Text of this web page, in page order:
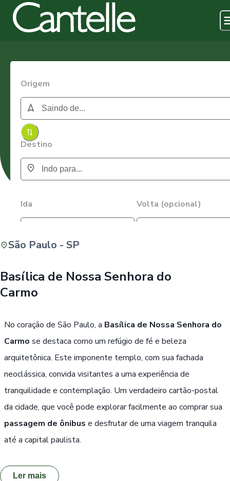
Origem
Destino
Ida Volta (opcional)
São Paulo - SP
Basílica de Nossa Senhora do
Carmo
No coração de São Paulo, a Basílica de Nossa Senhora do
Carmo se destaca como um refúgio de fé e beleza
arquitetônica. Este imponente templo, com sua fachada
neoclássica, convida visitantes a uma experiência de
tranquilidade e contemplação. Um verdadeiro cartão-postal
da cidade, que você pode explorar facilmente ao comprar sua
passagem de ônibus e desfrutar de uma viagem tranquila
até a capital paulista.
Ler mais